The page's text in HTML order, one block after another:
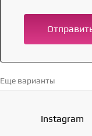
Еще варианты
Instagram